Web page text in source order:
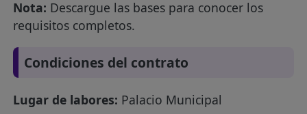
Nota: Descargue las bases para conocer los
requisitos completos.
Condiciones del contrato
Lugar de labores: Palacio Municipal